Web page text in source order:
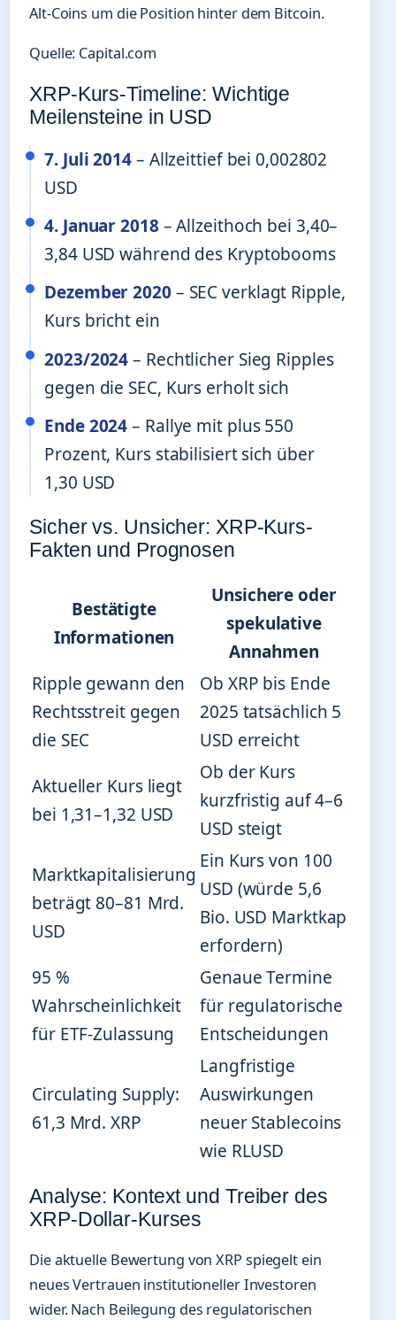
Alt-Coins um die Position hinter dem Bitcoin.
Quelle: Capital.com
XRP-Kurs-Timeline: Wichtige
Meilensteine in USD
7. Juli 2014– Allzeittief bei 0,002802
USD
4. Januar 2018– Allzeithoch bei 3,40–
3,84 USD während des Kryptobooms
Dezember 2020– SEC verklagt Ripple,
Kurs bricht ein
2023/2024– Rechtlicher Sieg Ripples
gegen die SEC, Kurs erholt sich
Ende 2024– Rallye mit plus 550
Prozent, Kurs stabilisiert sich über
1,30 USD
Sicher vs. Unsicher: XRP-Kurs-
Fakten und Prognosen
Bestätigte
Informationen
Unsichere oder
spekulative
Annahmen
Ripple gewann den
Rechtsstreit gegen
die SEC
Ob XRP bis Ende
2025 tatsächlich 5
USD erreicht
Aktueller Kurs liegt
bei 1,31–1,32 USD
Ob der Kurs
kurzfristig auf 4–6
USD steigt
Marktkapitalisierung
beträgt 80–81 Mrd.
USD
Ein Kurs von 100
USD (würde 5,6
Bio. USD Marktkap
erfordern)
95 %
Wahrscheinlichkeit
für ETF-Zulassung
Genaue Termine
für regulatorische
Entscheidungen
Circulating Supply:
61,3 Mrd. XRP
Langfristige
Auswirkungen
neuer Stablecoins
wie RLUSD
Analyse: Kontext und Treiber des
XRP-Dollar-Kurses
Die aktuelle Bewertung von XRP spiegelt ein
neues Vertrauen institutioneller Investoren
wider. Nach Beilegung des regulatorischen